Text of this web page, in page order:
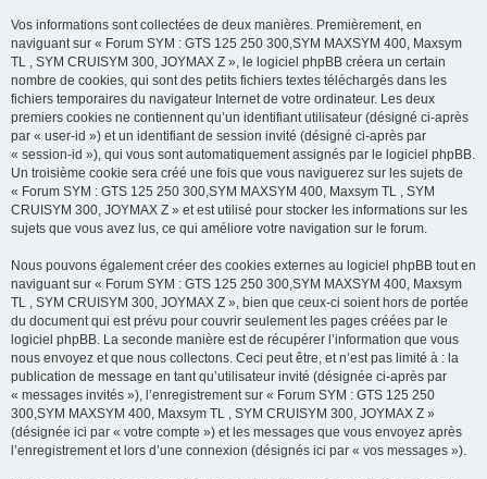
Vos informations sont collectées de deux manières. Premièrement, en
naviguant sur « Forum SYM : GTS 125 250 300,SYM MAXSYM 400, Maxsym
TL , SYM CRUISYM 300, JOYMAX Z », le logiciel phpBB créera un certain
nombre de cookies, qui sont des petits fichiers textes téléchargés dans les
fichiers temporaires du navigateur Internet de votre ordinateur. Les deux
premiers cookies ne contiennent qu’un identifiant utilisateur (désigné ci-après
par « user-id ») et un identifiant de session invité (désigné ci-après par
« session-id »), qui vous sont automatiquement assignés par le logiciel phpBB.
Un troisième cookie sera créé une fois que vous naviguerez sur les sujets de
« Forum SYM : GTS 125 250 300,SYM MAXSYM 400, Maxsym TL , SYM
CRUISYM 300, JOYMAX Z » et est utilisé pour stocker les informations sur les
sujets que vous avez lus, ce qui améliore votre navigation sur le forum.
Nous pouvons également créer des cookies externes au logiciel phpBB tout en
naviguant sur « Forum SYM : GTS 125 250 300,SYM MAXSYM 400, Maxsym
TL , SYM CRUISYM 300, JOYMAX Z », bien que ceux-ci soient hors de portée
du document qui est prévu pour couvrir seulement les pages créées par le
logiciel phpBB. La seconde manière est de récupérer l’information que vous
nous envoyez et que nous collectons. Ceci peut être, et n’est pas limité à : la
publication de message en tant qu’utilisateur invité (désignée ci-après par
« messages invités »), l’enregistrement sur « Forum SYM : GTS 125 250
300,SYM MAXSYM 400, Maxsym TL , SYM CRUISYM 300, JOYMAX Z »
(désignée ici par « votre compte ») et les messages que vous envoyez après
l’enregistrement et lors d’une connexion (désignés ici par « vos messages »).